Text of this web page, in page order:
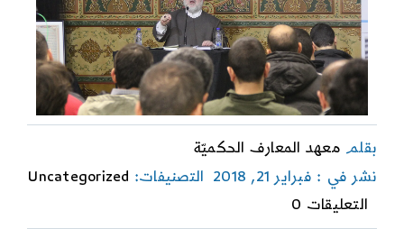
بقلم معهد المعارف الحكميّة
نشر في : فبراير 21, 2018
التصنيفات: Uncategorized
التعليقات 0
on